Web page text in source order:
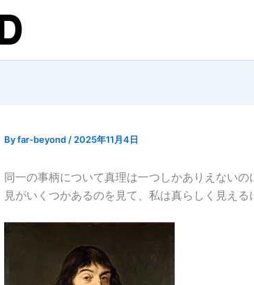
Byfar-beyond / 2025年11月4日
同一の事柄について真理は一つしかありえない
見がいくつかあるのを見て、私は真らしく見え